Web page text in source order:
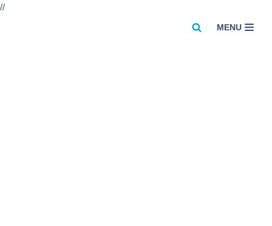
//
MENU